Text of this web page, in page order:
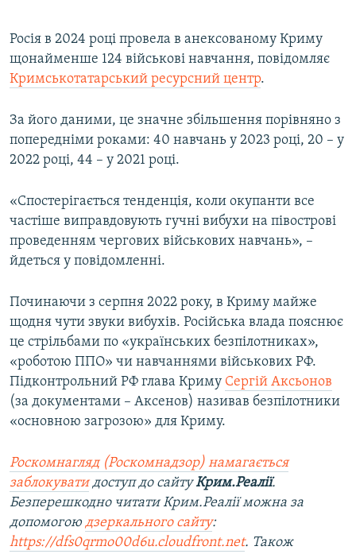
Усі сайти RFE/RL
Росія в 2024 році провела в анексованому Криму
щонайменше 124 військові навчання, повідомляє
Кримськотатарський ресурсний центр.
За його даними, це значне збільшення порівняно з
попередніми роками: 40 навчань у 2023 році, 20 – у
2022 році, 44 – у 2021 році.
«Спостерігається тенденція, коли окупанти все
частіше виправдовують гучні вибухи на півострові
проведенням чергових військових навчань», –
йдеться у повідомленні.
Починаючи з серпня 2022 року, в Криму майже
щодня чути звуки вибухів. Російська влада пояснює
це стрільбами по «українських безпілотниках»,
«роботою ППО» чи навчаннями військових РФ.
Підконтрольний РФ глава Криму Сергій Аксьонов
(за документами – Аксенов) називав безпілотники
«основною загрозою» для Криму.
Роскомнагляд (Роскомнадзор) намагається
заблокуватидоступ до сайтуКрим.Реалії.
Безперешкодно читати Крим.Реалії можна за
допомогою дзеркального сайту:
https://dfs0qrmo00d6u.cloudfront.net. Також